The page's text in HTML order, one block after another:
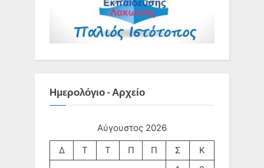
Ημερολόγιο - Αρχείο
Αύγουστος 2026
Δ
Τ Τ Π Π Σ
Κ